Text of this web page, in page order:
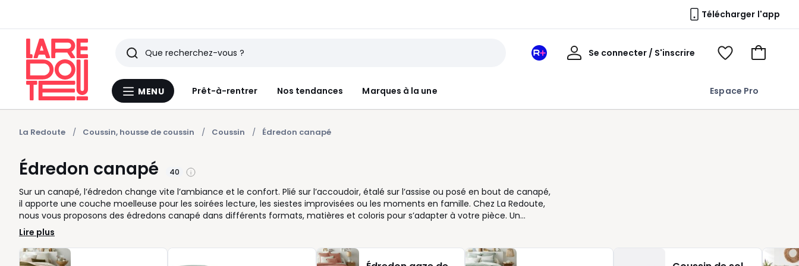
Télécharger l'app
Menu
MENU Prêt-à-rentrer Nos tendances Marques à la une Espace Pro
Rechercher
Derniers
articles
vus
Mon
Se connecter / S'inscrire
Mon
Voir
Voir
La Redoute Coussin, housse de coussin Coussin Édredon canapé
Édredon canapé 40
Sur un canapé, l’édredon change vite l’ambiance et le confort. Plié sur l’accoudoir, étalé sur l’assise ou posé en bout de canapé,
il apporte une couche moelleuse pour les soirées lecture, les siestes improvisées ou les moments en famille. Chez La Redoute,
nous vous proposons des édredons canapé dans différents formats, matières et coloris pour s’adapter à votre pièce. Un
modèle en coton lavé donne un esprit décontracté, tandis qu’un velours matelassé réchauffe la décoration et le toucher. Pour
un salon harmonieux, vous pouvez l’associer aux coussins du canapé ou jouer le contraste avec une teinte plus soutenue.
Pratique au quotidien, l’édredon protège aussi partiellement l’assise et se retire facilement selon vos envies. Dans un petit
espace, il se replie en un geste et se range sans encombrer. Si vous aimez changer de décor au fil des saisons, c’est une
Lire plus